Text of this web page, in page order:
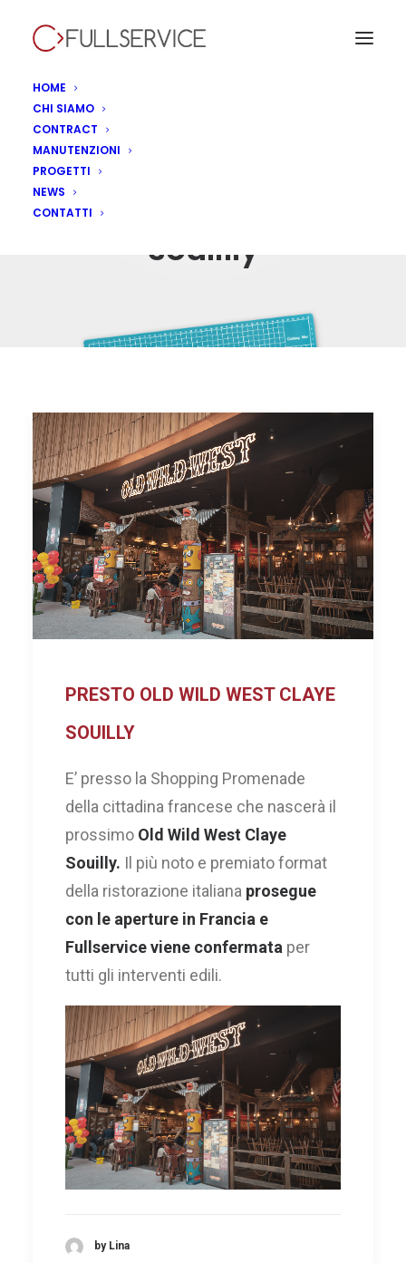
HOME
CHI SIAMO
CONTRACT
MANUTENZIONI
PROGETTI
NEWS
CONTATTI
fullservice contract
old wild west claye
soulilly
PRESTO OLD WILD WEST CLAYE
SOUILLY
E’ presso la Shopping Promenade
della cittadina francese che nascerà il
prossimo Old Wild West Claye
Souilly. Il più noto e premiato format
della ristorazione italiana prosegue
con le aperture in Francia e
Fullservice viene confermata per
tutti gli interventi edili.
by Lina